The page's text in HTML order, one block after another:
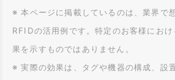
※ 本ページに掲載しているのは、業界で
RFIDの活用例です。特定のお客様にお
果を示すものではありません。
※ 実際の効果は、タグや機器の構成、設